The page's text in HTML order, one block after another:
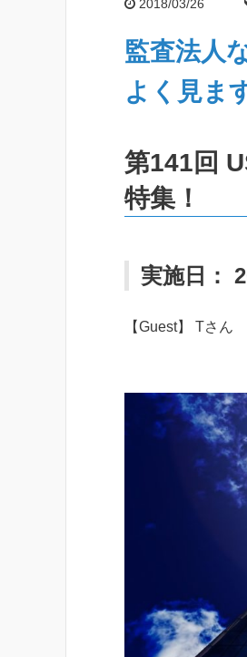
2018/03/26
監査法人
よく見ま
第141回
特集！
実施日：
【Guest】 Tさん